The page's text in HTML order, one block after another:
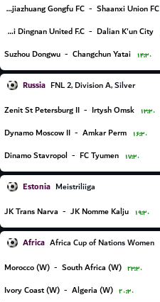
Shijiazhuang Gongfu FC - Shaanxi Union FC
Jiangxi Dingnan United F.C - Dalian K'un City
Suzhou Dongwu - Changchun Yatai ۱۴:۳۰
Russia FNL 2, Division A, Silver
Zenit St Petersburg II - Irtysh Omsk ۱۳:۳۰
Dynamo Moscow II - Amkar Perm ۱۶:۳۰
Dinamo Stavropol - FC Tyumen ۱۷:۳۰
Estonia Meistriliiga
JK Trans Narva - JK Nomme Kalju ۱۹:۳۰
Africa Africa Cup of Nations Women
Morocco (W) - South Africa (W) ۲۳:۳۰
Ivory Coast (W) - Algeria (W) ۲۰:۳۰